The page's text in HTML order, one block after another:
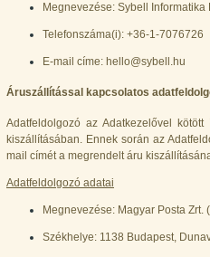
Megnevezése: Sybell Informatika
Telefonszáma(i): +36-1-7076726
E-mail címe: hello@sybell.hu
Áruszállítással kapcsolatos
Adatfeldolgozó az Adatkezelővel
kiszállításában. Ennek során az
mail címét a megrendelt áru
Adatfeldolgozó adatai
Megnevezése: Magyar Posta Zrt.
Székhelye: 1138 Budapest,